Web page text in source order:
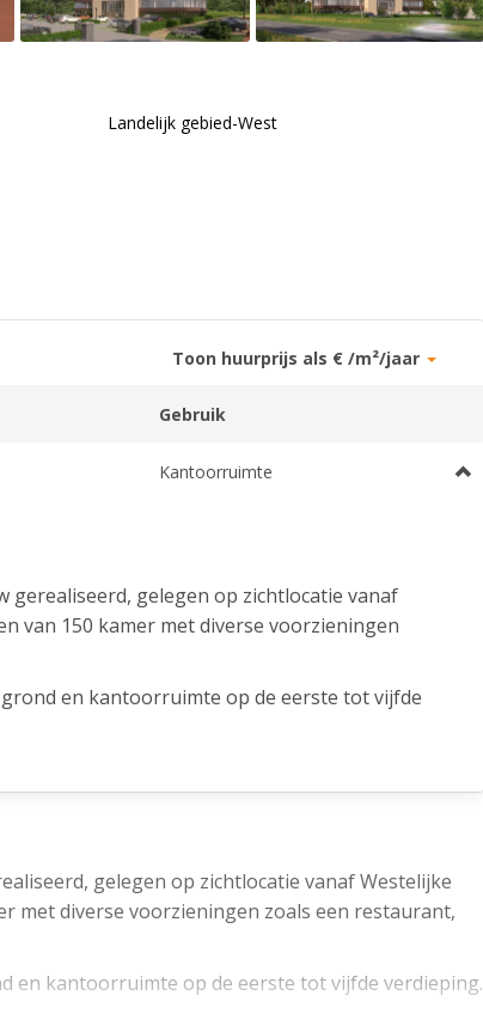
Landelijk gebied-West
Toon huurprijs als € /m²/jaar
Gebruik
Kantoorruimte
gelegen op zichtlocatie vanaf
van 150 kamer met diverse voorzieningen
en kantoorruimte op de eerste tot vijfde
en lichtinval nog optimaal is in te delen
mogelijkheden; wij gaan daarover graag met u
gelegen op zichtlocatie vanaf Westelijke
met diverse voorzieningen zoals een restaurant,
en kantoorruimte op de eerste tot vijfde verdieping.